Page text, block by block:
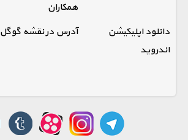
همکاران
دانلود اپلیکیشن
اندروید
آدرس در نقشه گوگل